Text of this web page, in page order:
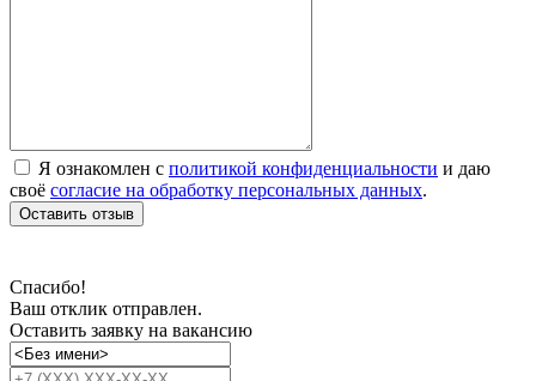
Я ознакомлен с политикой конфиденциальности и даю
своё согласие на обработку персональных данных.
Оставить отзыв
Спасибо!
Ваш отклик отправлен.
Оставить заявку на вакансию